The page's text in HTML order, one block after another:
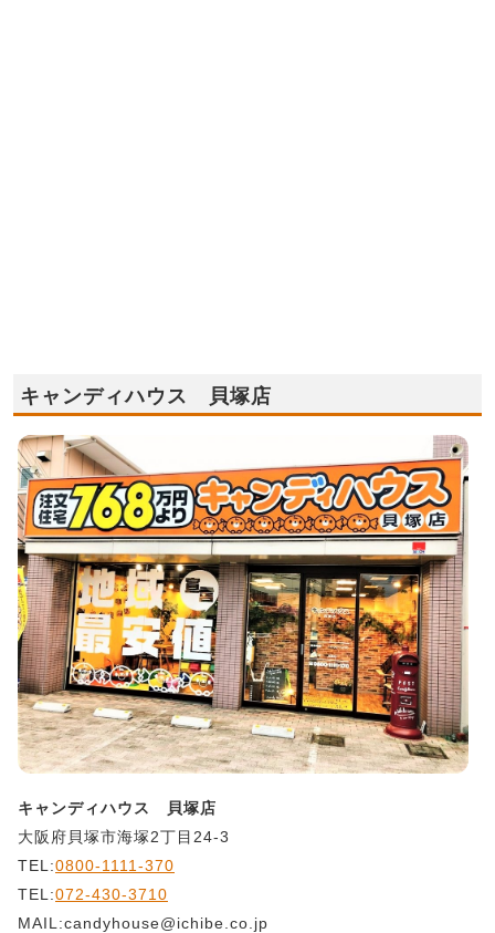
キャンディハウス 貝塚店
キャンディハウス 貝塚店
大阪府貝塚市海塚2丁目24-3
TEL:0800-1111-370
TEL:072-430-3710
MAIL:candyhouse@ichibe.co.jp